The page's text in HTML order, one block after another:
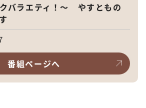
バラエティ！～ やすともの
番組ページへ